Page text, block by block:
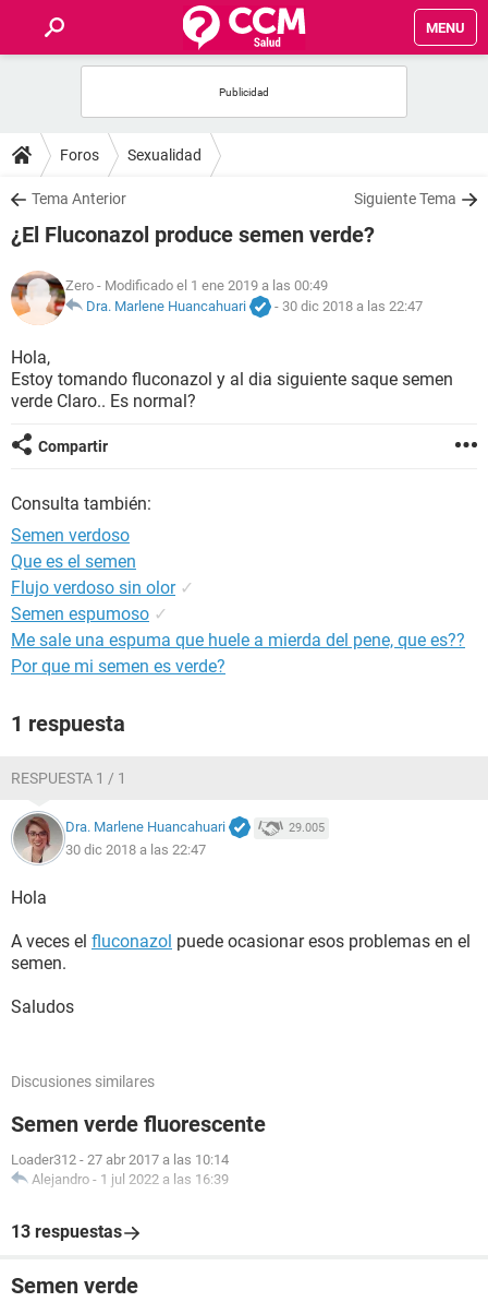
MENU
FOROS
SALUD
FAMILIA
NUTRICIÓN
BIENESTAR
Foros Sexualidad
Tema Anterior Siguiente Tema
¿El Fluconazol produce semen verde?
Zero - Modificado el 1 ene 2019 a las 00:49
Dra. Marlene Huancahuari
- 30 dic 2018 a las 22:47
Hola,
Estoy tomando fluconazol y al dia siguiente saque semen
verde Claro.. Es normal?
Compartir
Consulta también:
Semen verdoso
Que es el semen
Flujo verdoso sin olor ✓
Semen espumoso ✓
Me sale una espuma que huele a mierda del pene, que es??
Por que mi semen es verde?
1 respuesta
RESPUESTA 1 / 1
Dra. Marlene Huancahuari 29.005
30 dic 2018 a las 22:47
Hola
A veces el fluconazol puede ocasionar esos problemas en el
semen.
Saludos
Discusiones similares
Semen verde fluorescente
Loader312 - 27 abr 2017 a las 10:14
Alejandro - 1 jul 2022 a las 16:39
13 respuestas
Semen verde